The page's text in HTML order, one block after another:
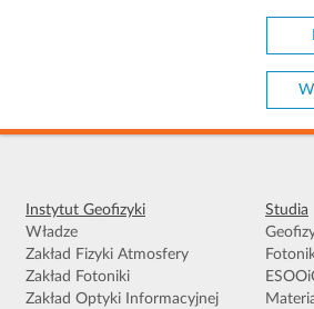
Instytut Geofizyki
Władze
Zakład Fizyki Atmosfery
Zakład Fotoniki
Zakład Optyki Informacyjnej
Studia